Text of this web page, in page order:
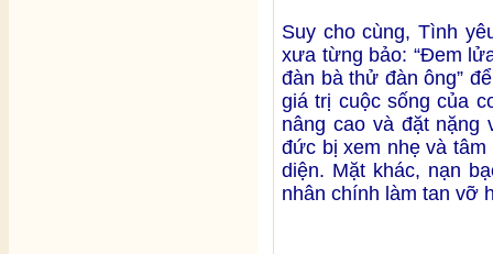
Suy cho cùng, Tình
xưa từng bảo: “Đem
đàn bà thử đàn ông”
giá trị cuộc sống của
nâng cao và đặt nặng
đức bị xem nhẹ và
diện. Mặt khác, nạn
nhân chính làm tan vỡ